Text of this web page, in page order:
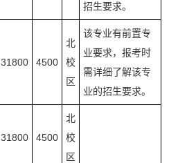
招生要求。
31800 4500
北
校
区
该专业有前置专
业要求，报考时
需详细了解该专
业的招生要求。
31800 4500
北
校
区